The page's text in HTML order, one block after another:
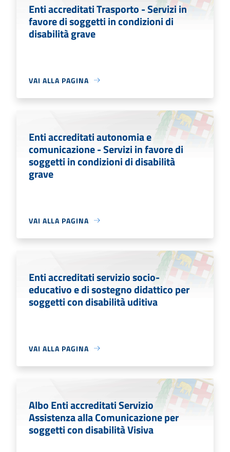
Enti accreditati Trasporto - Servizi in
favore di soggetti in condizioni di
disabilità grave
VAI ALLA PAGINA
Enti accreditati autonomia e
comunicazione - Servizi in favore di
soggetti in condizioni di disabilità
grave
VAI ALLA PAGINA
Enti accreditati servizio socio-
educativo e di sostegno didattico per
soggetti con disabilità uditiva
VAI ALLA PAGINA
Albo Enti accreditati Servizio
Assistenza alla Comunicazione per
soggetti con disabilità Visiva